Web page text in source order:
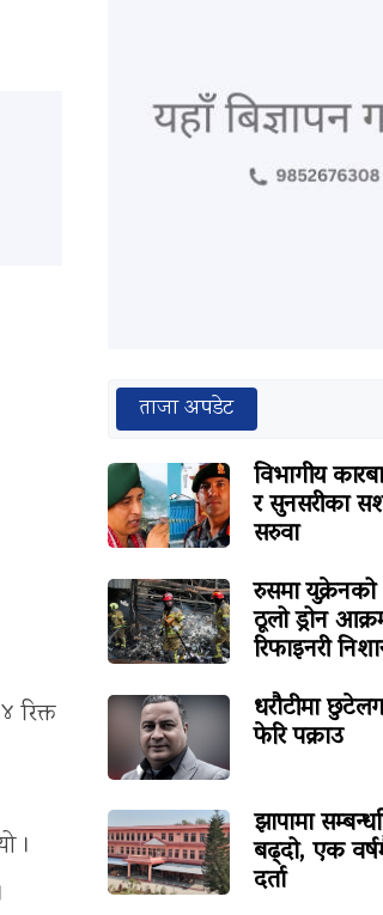
रिक्त
।
ताजा अपडेट
विभागीय
र सुनसरीका
सरुवा
रुसमा
ठूलो ड्रोन
रिफाइनरी
धरौटीमा
फेरि पक्राउ
झापामा
बढ्दो, एक
दर्ता